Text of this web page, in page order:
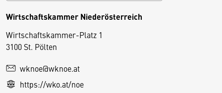
Wirtschaftskammer Niederösterreich
Wirtschaftskammer-Platz 1
3100 St. Pölten
wknoe@wknoe.at
https://wko.at/noe
D
e
s